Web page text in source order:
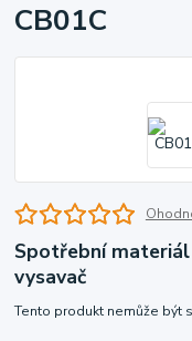
CB01C
Spotřební
vysavač
Tento produkt nemůže být